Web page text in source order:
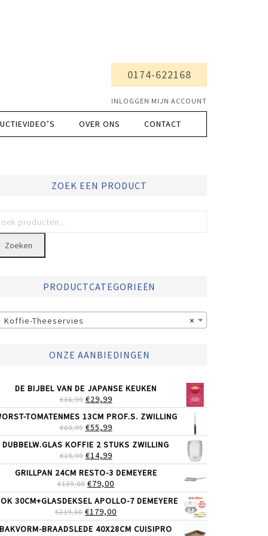
0174-622168
INLOGGEN MIJN ACCOUNT
OVER ONS CONTACT
ZOEK EEN PRODUCT
Zoeken
PRODUCTCATEGORIEËN
×
Koffie-Theeservies
ONZE AANBIEDINGEN
DE BIJBEL VAN DE JAPANSE KEUKEN
€36,99 OORSPRONKELIJKE
PRIJS
WAS:
€36,99.
€29,99HUIDIGE
PRIJS
IS:
€29,99.
TOMATENMES 13CM PROF.S. ZWILLING
€69,99 OORSPRONKELIJKE
PRIJS
WAS:
€69,99.
€55,99HUIDIGE
PRIJS
IS:
€55,99.
DUBBELW.GLAS KOFFIE 2 STUKS ZWILLING
€19,99 OORSPRONKELIJKE
PRIJS
WAS:
€19,99.
€14,99HUIDIGE
PRIJS
IS:
€14,99.
GRILLPAN 24CM RESTO-3 DEMEYERE
€139,00 OORSPRONKELIJKE
PRIJS
WAS:
€139,00.
€79,00
PRIJS
IS:
€79,00.
30CM+GLASDEKSEL APOLLO-7 DEMEYERE
€219,00 OORSPRONKELIJKE
PRIJS
WAS:
€179,00
PRIJS
IS:
BAKVORM-BRAADSLEDE 40X28CM CUISIPRO